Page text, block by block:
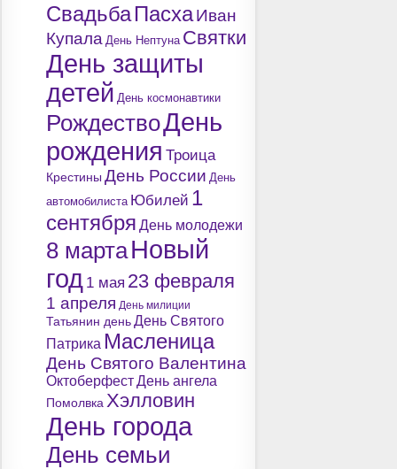
СвадьбаПасхаИван
Купала День Нептуна Святки
День защиты
детей День космонавтики
РождествоДень
рождения Троица
Крестины День России День
автомобилиста Юбилей 1
сентября День молодежи
8 мартаНовый
год 1 мая 23 февраля
1 апреля День милиции
Татьянин день День Святого
Патрика Масленица
День Святого Валентина
ОктоберфестДень ангела
Помолвка Хэлловин
День города
День семьи